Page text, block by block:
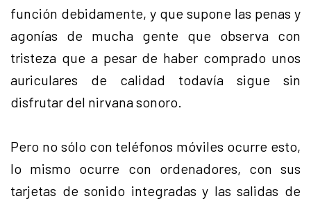
función debidamente, y que supone las penas y
agonías de mucha gente que observa con
tristeza que a pesar de haber comprado unos
auriculares de calidad todavía sigue sin
disfrutar del nirvana sonoro.
Pero no sólo con teléfonos móviles ocurre esto,
lo mismo ocurre con ordenadores, con sus
tarjetas de sonido integradas y las salidas de